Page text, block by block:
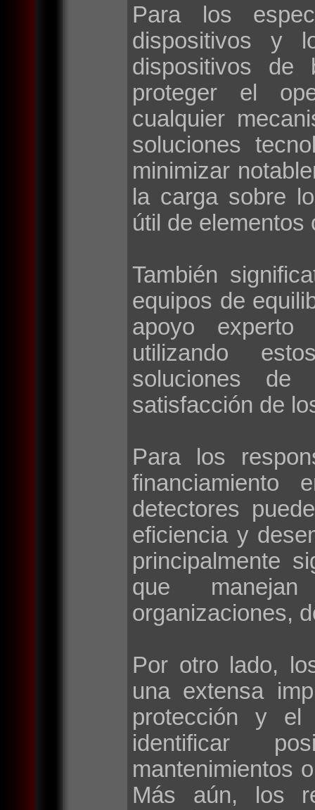
Para los
dispositivos y
dispositivos de
proteger el
cualquier
soluciones
minimizar
la carga sobre
útil de elementos
También
equipos de
apoyo experto
utilizando
soluciones de
satisfacción de
Para los
financiamiento
detectores
eficiencia y
principalmente
que
organizaciones,
Por otro lado,
una extensa
protección y el
identificar
mantenimientos
Más aún, los